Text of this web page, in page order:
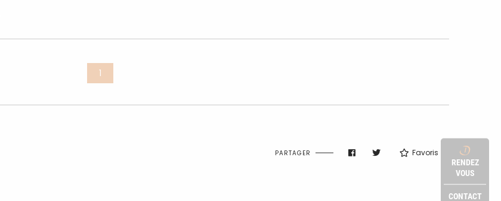
RENDEZ
VOUS
CONTACT
1
PARTAGER Favoris